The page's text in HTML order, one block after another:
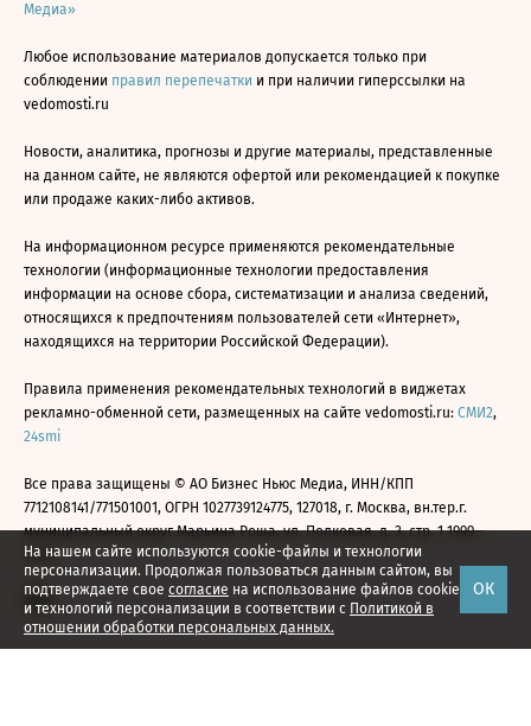
На нашем сайте используются cookie-файлы и технологии
персонализации. Продолжая пользоваться данным сайтом, вы
подтверждаете свое согласие на использование файлов cookie
и технологий персонализации в соответствии с Политикой в
отношении обработки персональных данных.
ОК
Медиа»
Любое использование материалов допускается только при
соблюдении правил перепечатки и при наличии гиперссылки на
vedomosti.ru
Новости, аналитика, прогнозы и другие материалы, представленные
на данном сайте, не являются офертой или рекомендацией к покупке
или продаже каких-либо активов.
На информационном ресурсе применяются рекомендательные
технологии (информационные технологии предоставления
информации на основе сбора, систематизации и анализа сведений,
относящихся к предпочтениям пользователей сети «Интернет»,
находящихся на территории Российской Федерации).
Правила применения рекомендательных технологий в виджетах
рекламно-обменной сети, размещенных на сайте vedomosti.ru: СМИ2,
24smi
Все права защищены © АО Бизнес Ньюс Медиа, ИНН/КПП
7712108141/771501001, ОГРН 1027739124775, 127018, г. Москва, вн.тер.г.
муниципальный округ Марьина Роща, ул. Полковая, д. 3, стр. 1 1999—
2026